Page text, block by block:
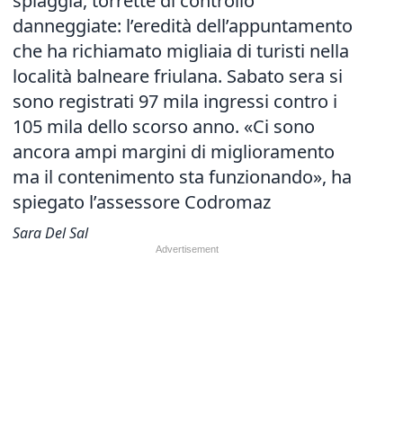
danneggiate: l’eredità dell’appuntamento
che ha richiamato migliaia di turisti nella
località balneare friulana. Sabato sera si
sono registrati 97 mila ingressi contro i
105 mila dello scorso anno. «Ci sono
ancora ampi margini di miglioramento
ma il contenimento sta funzionando», ha
spiegato l’assessore Codromaz
Sara Del Sal